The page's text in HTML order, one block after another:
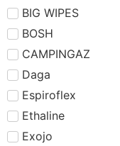
BIG WIPES
BOSH
CAMPINGAZ
Daga
Espiroflex
Ethaline
Exojo